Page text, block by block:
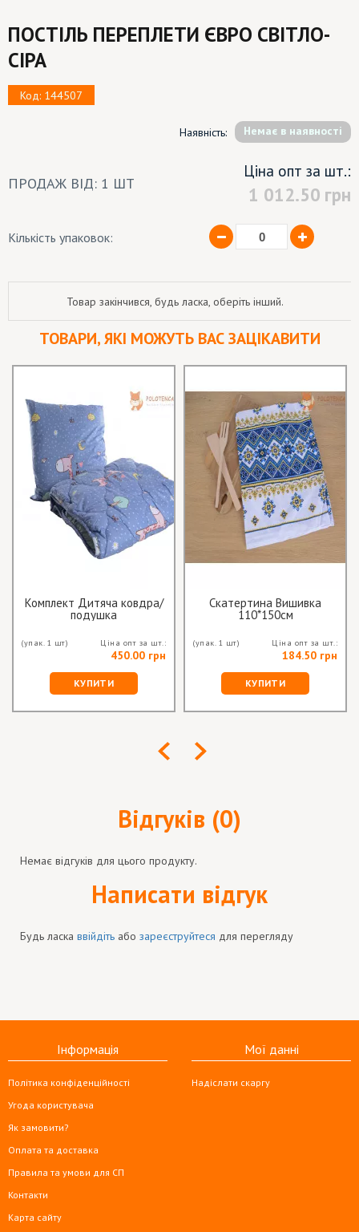
ПОСТІЛЬ ПЕРЕПЛЕТИ ЄВРО СВІТЛО-
СІРА
Код: 144507
Наявність: Немає в наявності
ПРОДАЖ ВІД: 1 ШТ
Ціна опт за шт.:
1 012.50 грн
Кількість упаковок:
Товар закінчився, будь ласка, оберіть інший.
ТОВАРИ, ЯКІ МОЖУТЬ ВАС ЗАЦІКАВИТИ
Комплект Дитяча ковдра/
подушка
(упак. 1 шт) Ціна опт за шт.:
450.00 грн
КУПИТИ
Скатертина Вишивка
110*150см
(упак. 1 шт) Ціна опт за шт.:
184.50 грн
КУПИТИ
Відгуків (0)
Немає відгуків для цього продукту.
Написати відгук
Будь ласка ввійдіть або зареєструйтеся для перегляду
Інформація
Політика конфіденційності
Угода користувача
Як замовити?
Оплата та доставка
Правила та умови для СП
Контакти
Карта сайту
Мої данні
Надіслати скаргу